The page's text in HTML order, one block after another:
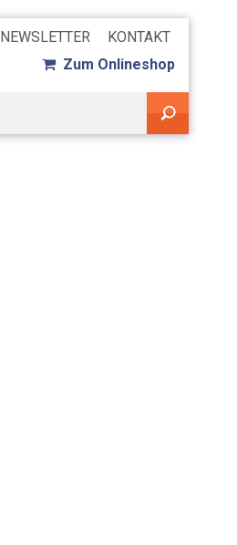
NEWSLETTER
KONTAKT
Zum Onlineshop